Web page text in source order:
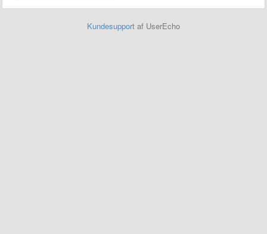
Kundesupport af UserEcho